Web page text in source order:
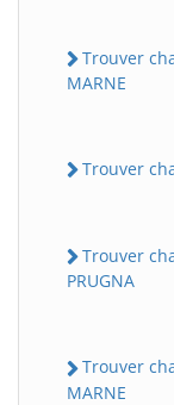
Trouver
MARNE
Trouver
Trouver
PRUGNA
Trouver
MARNE